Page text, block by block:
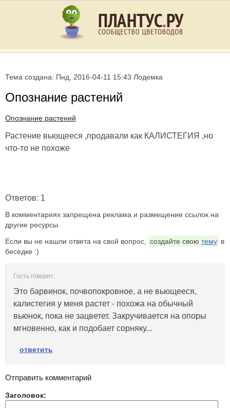
Тема создана: Пнд, 2016-04-11 15:43 Лодемка
Опознание растений
Опознание растений
Растение вьющееся ,продавали как КАЛИСТЕГИЯ ,но
что-то не похоже
Ответов: 1
В комментариях запрещена реклама и размещение ссылок на
другие ресурсы.
Если вы не нашли ответа на свой вопрос, создайте свою тему в
беседке :)
Гость говорит:
Это барвинок, почвопокровное, а не вьющееся,
калистегия у меня растет - похожа на обычный
вьюнок, пока не зацветет. Закручивается на опоры
мгновенно, как и подобает сорняку...
ответить
Отправить комментарий
Заголовок: